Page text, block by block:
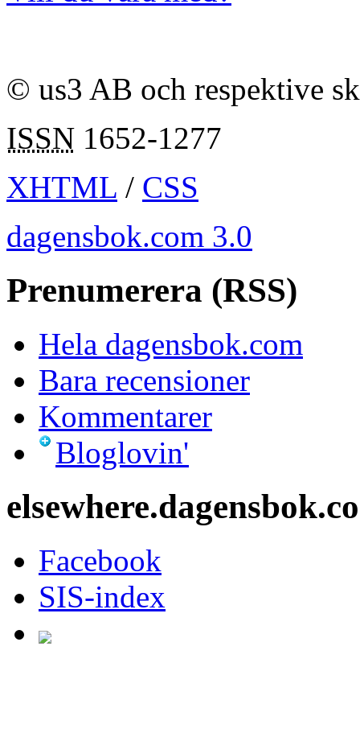
© us3 AB och respektive
ISSN 1652-1277
XHTML / CSS
dagensbok.com 3.0
Prenumerera (RSS)
Hela dagensbok.com
Bara recensioner
Kommentarer
Bloglovin'
Facebook
SIS-index